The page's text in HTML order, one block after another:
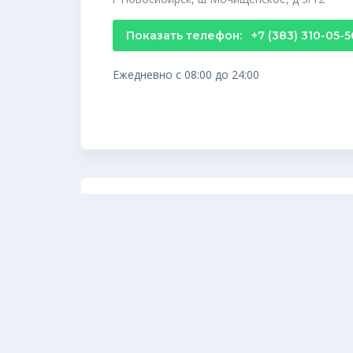
Показать телефон: +7 (383) 310-05-
Ежедневно с 08:00 до 24:00